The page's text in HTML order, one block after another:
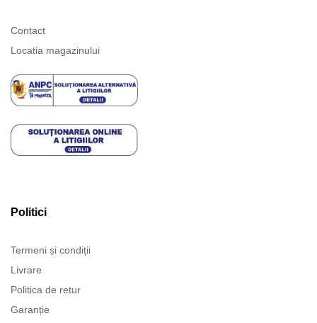
Contact
Locatia magazinului
Politici
Termeni și condiții
Livrare
Politica de retur
Garanție